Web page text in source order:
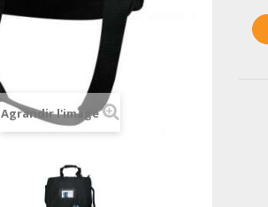
Agrandir l'image